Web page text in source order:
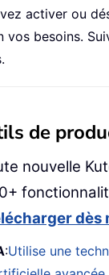
activer ou
vos besoins.
de
nouvelle
dès
:Utilise une